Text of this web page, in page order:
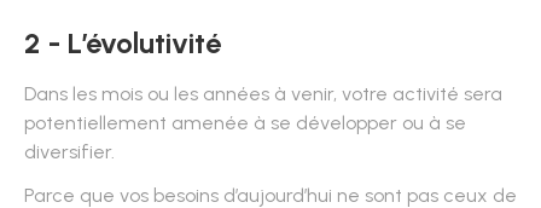
2 - L’évolutivité
Dans les mois ou les années à venir, votre activité sera
potentiellement amenée à se développer ou à se
diversifier.
Parce que vos besoins d’aujourd’hui ne sont pas ceux de